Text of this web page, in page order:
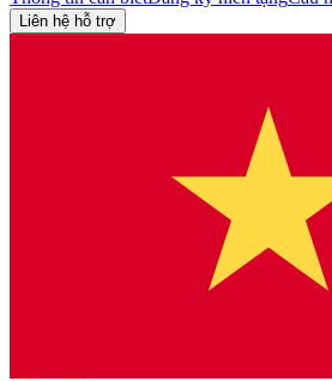
Liên hệ hỗ trợ